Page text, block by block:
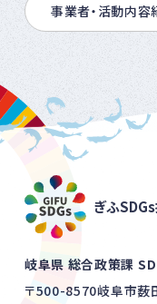
事業者・活動内容
ぎふ
岐阜県 総合政策課
〒500-8570岐阜市薮